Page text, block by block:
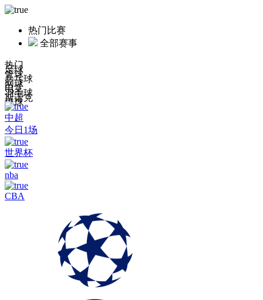
热门比赛
全部赛事
热门
足球
篮球
乒乓球
网球
电竞
羽毛球
斯诺克
排球
中超
今日1场
世界杯
nba
CBA